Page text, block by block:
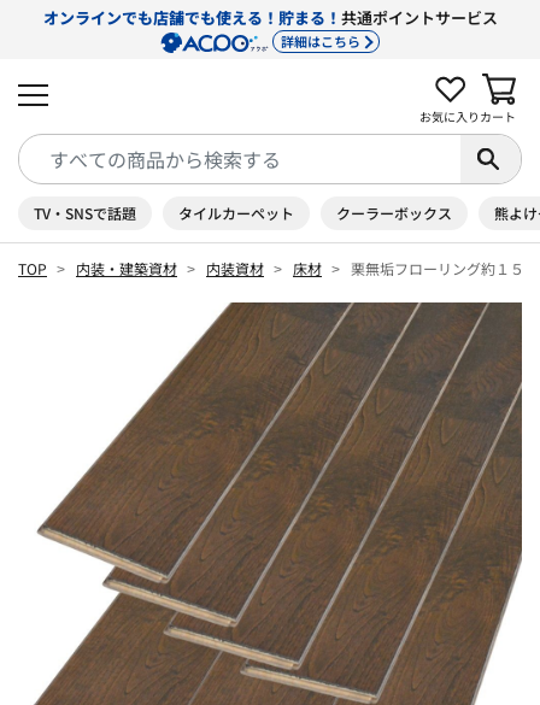
オンラインでも店舗でも使える！貯まる！ 共通ポイントサービス
詳細はこちら
お気に入り カート
TV・SNSで話題 タイルカーペット クーラーボックス 熊よ
TOP 内装・建築資材 内装資材 床材 栗無垢フローリング約１